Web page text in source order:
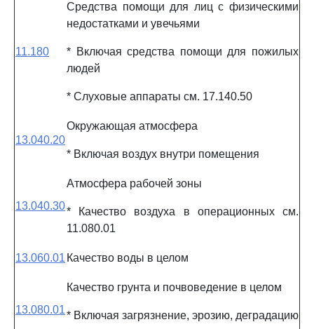
11.180
Средства помощи для лиц с физическими
недостатками и увечьями
* Включая средства помощи для пожилых
людей
* Слуховые аппараты см. 17.140.50
13.040.20
Окружающая атмосфера
* Включая воздух внутри помещения
13.040.30
Атмосфера рабочей зоны
* Качество воздуха в операционных см.
11.080.01
13.060.01 Качество воды в целом
13.080.01
Качество грунта и почвоведение в целом
* Включая загрязнение, эрозию, деградацию